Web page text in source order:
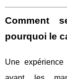
Comment
pourquoi le
Une